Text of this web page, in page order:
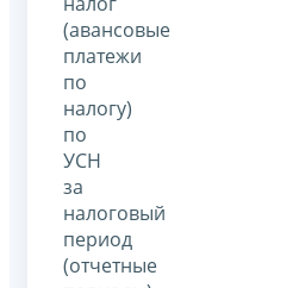
(авансовые
платежи
по
налогу)
по
УСН
за
налоговый
период
(отчетные